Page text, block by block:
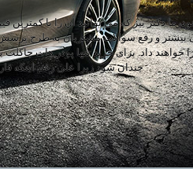
دکتر بیز که می توانید آن را با
بیشتر و رفع سوالات مشتریان به طرح پرسش
خواهند داد. برای خرید تنها پودر هات
چندان شود زیرا علی رغم اینکه